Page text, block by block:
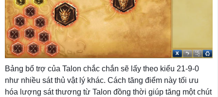
Bảng bổ trợ của Talon chắc chắn sẽ lấy theo kiểu 21-9-0
như nhiều sát thủ vật lý khác. Cách tăng điểm này tối ưu
hóa lượng sát thương từ Talon đồng thời giúp tăng một chút